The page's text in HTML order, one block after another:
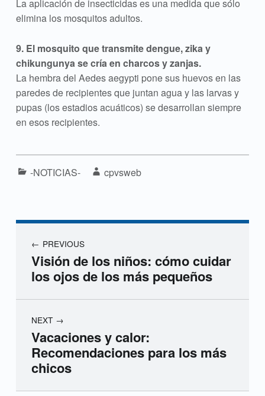
La aplicación de insecticidas es una medida que sólo
elimina los mosquitos adultos.
9. El mosquito que transmite dengue, zika y
chikungunya se cría en charcos y zanjas.
La hembra del Aedes aegypti pone sus huevos en las
paredes de recipientes que juntan agua y las larvas y
pupas (los estadios acuáticos) se desarrollan siempre
en esos recipientes.
-NOTICIAS- cpvsweb
PREVIOUS
Visión de los niños: cómo cuidar
los ojos de los más pequeños
NEXT
Vacaciones y calor:
Recomendaciones para los más
chicos